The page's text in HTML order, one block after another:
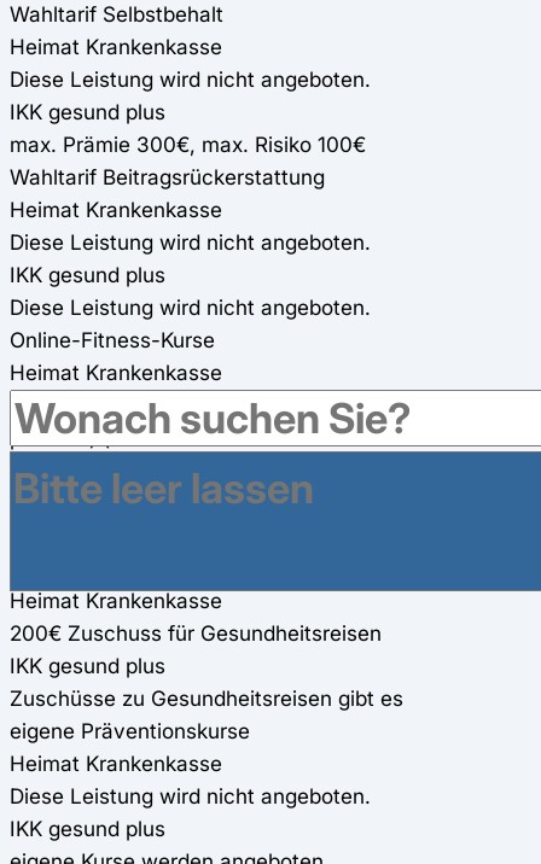
Wahltarif Selbstbehalt
Heimat Krankenkasse
Diese Leistung wird nicht angeboten.
IKK gesund plus
max. Prämie 300€, max. Risiko 100€
Wahltarif Beitragsrückerstattung
Heimat Krankenkasse
Diese Leistung wird nicht angeboten.
IKK gesund plus
Diese Leistung wird nicht angeboten.
Online-Fitness-Kurse
Heimat Krankenkasse
200€ Zuschuss für zwei Online-Fitness-Kurse (100€
pro Kurs) (werden für andere Präventionsmaßnahmen
mit angerechnet) 80%
IKK gesund plus
Heimat Krankenkasse
200€ Zuschuss für Gesundheitsreisen
IKK gesund plus
Zuschüsse zu Gesundheitsreisen gibt es
eigene Präventionskurse
Heimat Krankenkasse
Diese Leistung wird nicht angeboten.
IKK gesund plus